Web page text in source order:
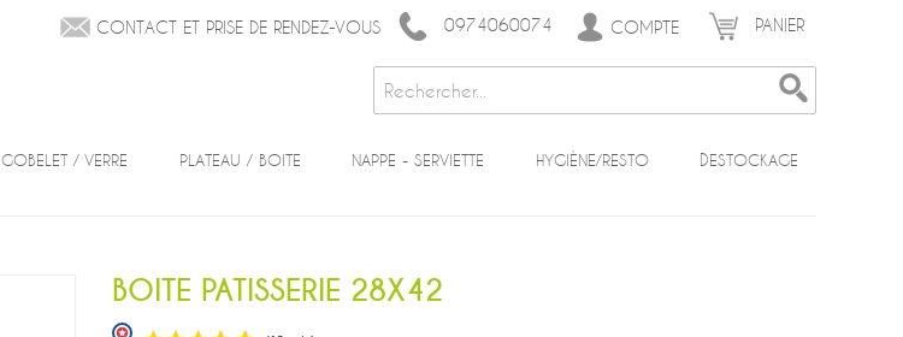
CONTACT ET PRISE DE RENDEZ-VOUS 0974060074 COMPTE PANIER
GOBELET / VERRE PLATEAU / BOITE NAPPE - SERVIETTE HYGIÈNE/RESTO DESTOCKAGE
BOITE PATISSERIE 28X42